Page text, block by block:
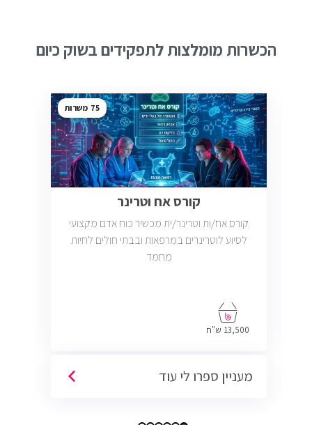
הכשרות מומלצות לתפקידים בשוק כיום
75
קורס אח וטרינר
קורס אח/ות וטרינר/ית מכשיר כוח אדם מקצועי
לסיוע לוטרינרים במרפאות ובבתי חולים לחיות
מחמד
13,500 ש"ח
מעניין ספרו לי עוד